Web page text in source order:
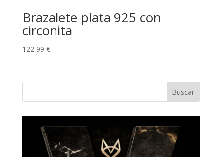
Brazalete plata 925 con
circonita
122,99 €
Buscar